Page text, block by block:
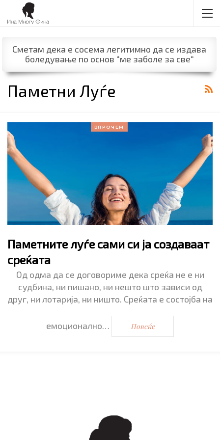
Сметам дека е сосема легитимно да се издава
боледување по основ “ме заболе за све“
Паметни Луѓе
ВПРОЧЕМ
Паметните луѓе сами си ја создаваат
среќата
Од одма да се договориме дека среќа не е ни
судбина, ни пишано, ни нешто што зависи од
друг, ни лотарија, ни ништо. Среќата е состојба на
емоционално… Повеќе